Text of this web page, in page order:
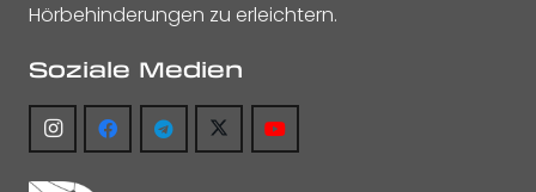
Hörbehinderungen zu erleichtern.
Soziale Medien